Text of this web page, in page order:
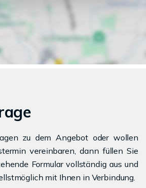
zu dem Angebot oder wollen
vereinbaren, dann füllen Sie
Formular vollständig aus und
mit Ihnen in Verbindung.